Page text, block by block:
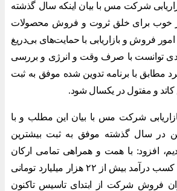
شرکت مس با بیان اینکه سال گذشته
خوب برای خلق ثروت و فروش محصولات
فروش و بازاریابی با حمایت‌های بی‌دریغ
توانست با صرف وقت و انرژی و بررسی
مطابق با برنامه تدوین شده موفق به ثبت
و مفتول در یکسال شود.
شرکت مس با بیان این مطلب و با
در سال گذشته موفق به ثبت بیشترین
افزود: با همت و همراهی تمامی ارکان
شرکت مس موفق به کسب درآمد بیش از ۲۲ هزار میلیارد تومانی
فروش شرکت از ابتدای تاسیس تاکنون